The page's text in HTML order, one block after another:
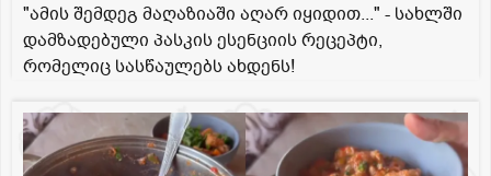
"ამის შემდეგ მაღაზიაში აღარ იყიდით..." - სახლში
დამზადებული პასკის ესენციის რეცეპტი,
რომელიც სასწაულებს ახდენს!